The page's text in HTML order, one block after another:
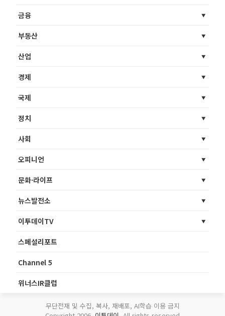
금융
부동산
산업
경제
국제
정치
사회
오피니언
문화·라이프
뉴스발전소
이투데이TV
스페셜리포트
Channel 5
위너스IR클럽
무단전재 및 수집, 복사, 재배포, AI학습 이용 금지